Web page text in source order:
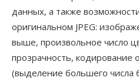
данных, а также
оригинальном JPEG:
выше, произвольное число
прозрачность, кодирование
(выделение большего числа